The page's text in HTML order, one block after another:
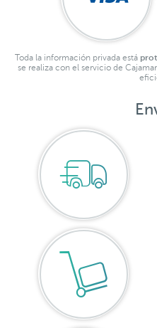
Toda la información privada está
se realiza con el servicio de